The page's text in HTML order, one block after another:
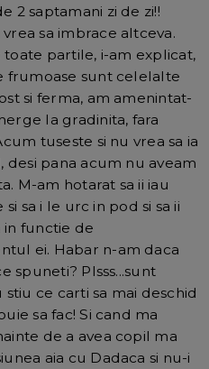
2 saptamani zi de zi!!
sa imbrace altceva.
partile, i-am explicat,
frumoase sunt celelalte
si ferma, am amenintat-
la gradinita, fara
tuseste si nu vrea sa ia
desi pana acum nu aveam
M-am hotarat sa ii iau
sa i le urc in pod si sa ii
in functie de
ei. Habar n-am daca
spuneti? Plsss...sunt
stiu ce carti sa mai deschid
sa fac! Si cand ma
de a avea copil ma
aia cu Dadaca si nu-i